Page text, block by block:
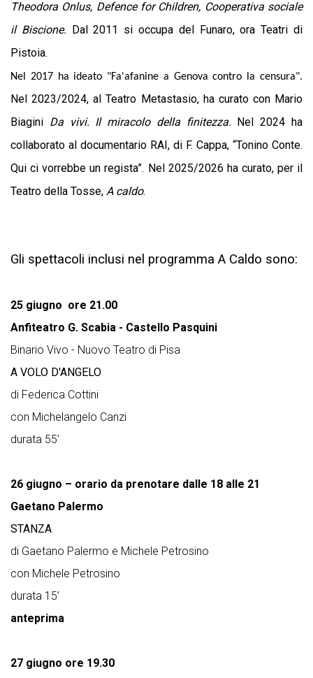
Theodora Onlus, Defence for Children, Cooperativa sociale
il Biscione. Dal 2011 si occupa del Funaro, ora Teatri di
Pistoia.
Nel 2017 ha ideato "Fa'afanine a Genova contro la censura".
Nel 2023/2024, al Teatro Metastasio, ha curato con Mario
Biagini Da vivi. Il miracolo della finitezza. Nel 2024 ha
collaborato al documentario RAI, di F. Cappa, “Tonino Conte.
Qui ci vorrebbe un regista”. Nel 2025/2026 ha curato, per il
Teatro della Tosse, A caldo.
Gli spettacoli inclusi nel programma A Caldo sono:
25 giugno ore 21.00
Anfiteatro G. Scabia - Castello Pasquini
Binario Vivo - Nuovo Teatro di Pisa
A VOLO D'ANGELO
di Federica Cottini
con Michelangelo Canzi
durata 55’
26 giugno – orario da prenotare dalle 18 alle 21
Gaetano Palermo
STANZA
di Gaetano Palermo e Michele Petrosino
con Michele Petrosino
durata 15’
anteprima
27 giugno ore 19.30